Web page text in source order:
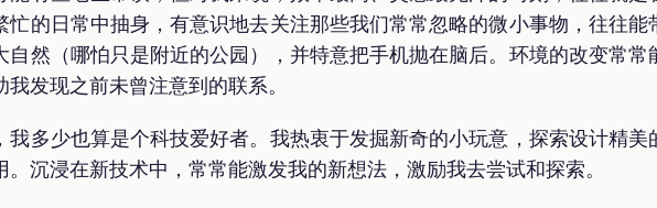
忙的日常中抽身，有意识地去关注那些我们常常忽略的微小事物，往往
自然（哪怕只是附近的公园），并特意把手机抛在脑后。环境的改变常
我发现之前未曾注意到的联系。
我多少也算是个科技爱好者。我热衷于发掘新奇的小玩意，探索设计精
。沉浸在新技术中，常常能激发我的新想法，激励我去尝试和探索。